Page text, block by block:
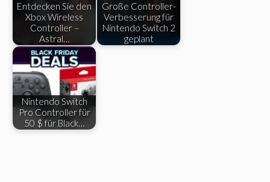
Entdecken Sie den
Xbox Wireless
Controller –
Astral…
Große Controller-
Verbesserung für
Nintendo Switch 2
geplant
Nintendo Switch
Pro Controller für
50 $ für Black…